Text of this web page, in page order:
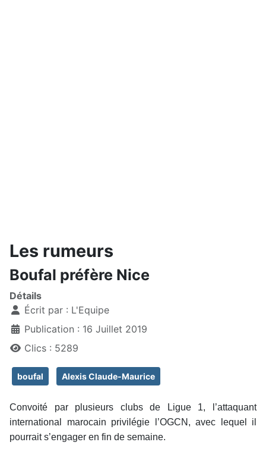
Les rumeurs
Boufal préfère Nice
Détails
Écrit par : L'Equipe
Publication : 16 Juillet 2019
Clics : 5289
boufal Alexis Claude-Maurice
Convoité par plusieurs clubs de Ligue 1, l’attaquant
international marocain privilégie l’OGCN, avec lequel il
pourrait s’engager en fin de semaine.